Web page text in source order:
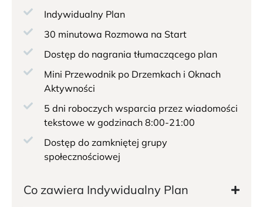
Indywidualny Plan
30 minutowa Rozmowa na Start
Dostęp do nagrania tłumaczącego plan
Mini Przewodnik po Drzemkach i Oknach
Aktywności
5 dni roboczych wsparcia przez wiadomości
tekstowe w godzinach 8:00-21:00
Dostęp do zamkniętej grupy
społecznościowej
Co zawiera Indywidualny Plan